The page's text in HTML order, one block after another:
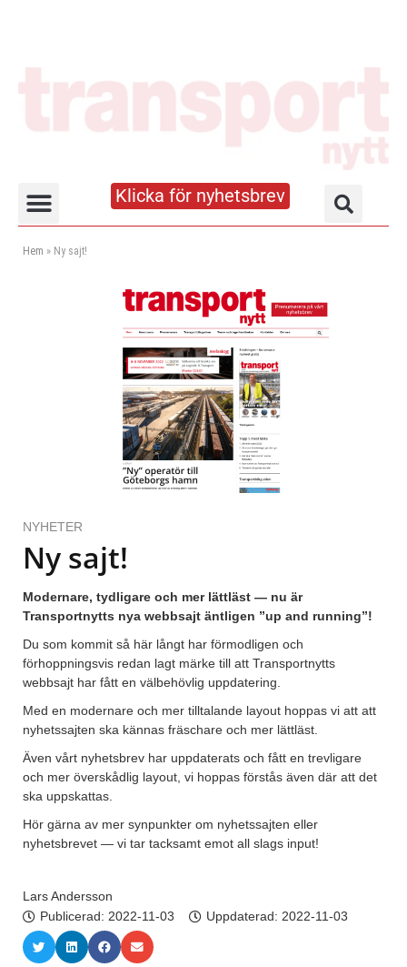
Klicka för nyhetsbrev
Hem » Ny sajt!
NYHETER
Ny sajt!
Modernare, tydligare och mer lättläst — nu är
Transportnytts nya webbsajt äntligen ”up and running”!
Du som kommit så här långt har förmodligen och
förhoppningsvis redan lagt märke till att Transportnytts
webbsajt har fått en välbehövlig uppdatering.
Med en modernare och mer tilltalande layout hoppas vi att att
nyhetssajten ska kännas fräschare och mer lättläst.
Även vårt nyhetsbrev har uppdaterats och fått en trevligare
och mer överskådlig layout, vi hoppas förstås även där att det
ska uppskattas.
Hör gärna av mer synpunkter om nyhetssajten eller
nyhetsbrevet — vi tar tacksamt emot all slags input!
Lars Andersson
Publicerad: 2022-11-03 Uppdaterad: 2022-11-03